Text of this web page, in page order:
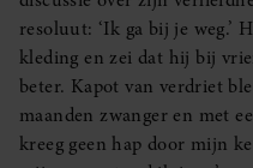
resoluut: ‘Ik ga bij je weg.’
kleding en zei dat hij bij
beter. Kapot van verdriet
maanden zwanger en met
kreeg geen hap door mijn